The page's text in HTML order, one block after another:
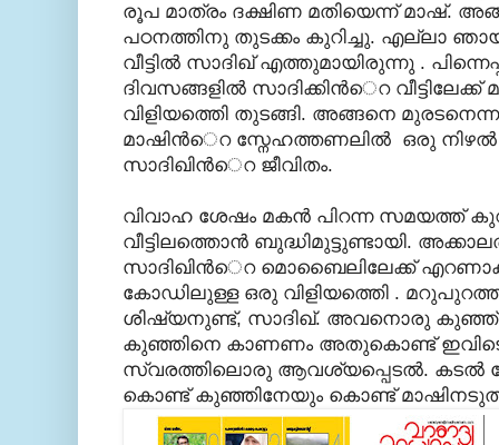
രൂപ മാത്രം ദക്ഷിണ മതിയെന്ന് മാഷ്.
പഠനത്തിനു തുടക്കം കുറിച്ചു. എല്ലാ
വീട്ടില്‍ സാദിഖ് എത്തുമായിരുന്നു .
ദിവസങ്ങളില്‍ സാദിക്കിന്‍െറ
വിളിയത്തെി തുടങ്ങി. അങ്ങനെ
മാഷിന്‍െറ സ്നേഹത്തണലില്‍ ഒരു നിഴല്‍
സാദിഖിന്‍െറ ജീവിതം.
വിവാഹ ശേഷം മകന്‍ പിറന്ന സമയത്ത്
വീട്ടിലത്തൊന്‍ ബുദ്ധിമുട്ടുണ്ടായി.
സാദിഖിന്‍െറ മൊബൈലിലേക്ക്
കോഡിലുള്ള ഒരു വിളിയത്തെി .
ശിഷ്യനുണ്ട്, സാദിഖ്. അവനൊരു കുഞ്ഞ്
കുഞ്ഞിനെ കാണണം അതുകൊണ്ട്
സ്വരത്തിലൊരു ആവശ്യപ്പെടല്‍. കടല്‍
കൊണ്ട് കുഞ്ഞിനേയും കൊണ്ട്